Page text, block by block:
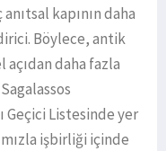
kapının daha
Böylece, antik
daha fazla
Geçici Listesinde yer
işbirliği içinde